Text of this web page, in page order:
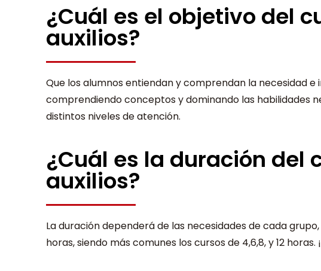
¿Cuál es el objetivo del
auxilios?
Que los alumnos entiendan y comprendan la necesidad
comprendiendo conceptos y dominando las habilidades
distintos niveles de atención.
¿Cuál es la duración del
auxilios?
La duración dependerá de las necesidades de cada
horas, siendo más comunes los cursos de 4,6,8, y 12